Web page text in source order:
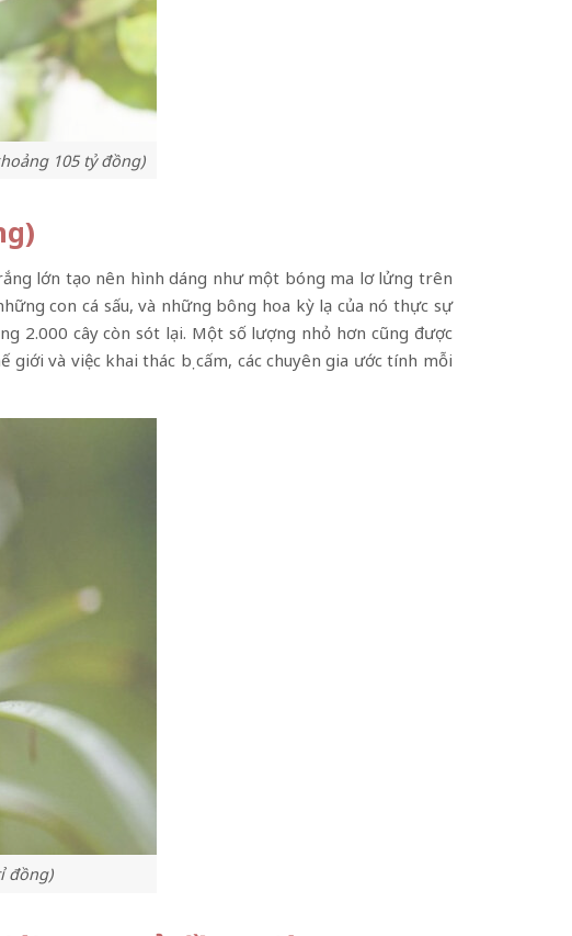
105 tỷ đồng)
lớn tạo nên hình dáng như một bóng ma lơ lửng trên
con cá sấu, và những bông hoa kỳ lạ của nó thực sự
2.000 cây còn sót lại. Một số lượng nhỏ hơn cũng được
và việc khai thác bị cấm, các chuyên gia ước tính mỗi
đồng)